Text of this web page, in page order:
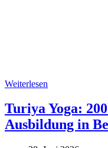
Weiterlesen
Turiya Yoga:
Ausbildung in